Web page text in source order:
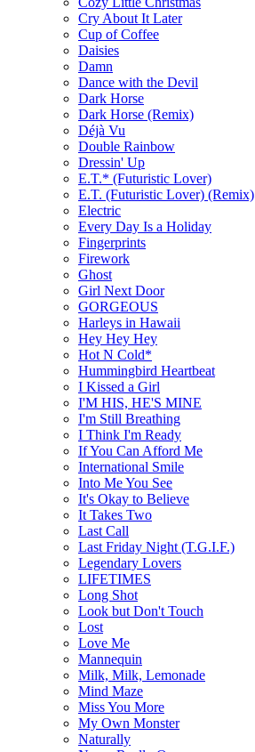
Cry About It Later
Cup of Coffee
Daisies
Damn
Dance with the Devil
Dark Horse
Dark Horse (Remix)
Déjà Vu
Double Rainbow
Dressin' Up
E.T.* (Futuristic Lover)
E.T. (Futuristic Lover) (Remix)
Electric
Every Day Is a Holiday
Fingerprints
Firework
Ghost
Girl Next Door
GORGEOUS
Harleys in Hawaii
Hey Hey Hey
Hot N Cold*
Hummingbird Heartbeat
I Kissed a Girl
I'M HIS, HE'S MINE
I'm Still Breathing
I Think I'm Ready
If You Can Afford Me
International Smile
Into Me You See
It's Okay to Believe
It Takes Two
Last Call
Last Friday Night (T.G.I.F.)
Legendary Lovers
LIFETIMES
Long Shot
Look but Don't Touch
Lost
Love Me
Mannequin
Milk, Milk, Lemonade
Mind Maze
Miss You More
My Own Monster
Naturally